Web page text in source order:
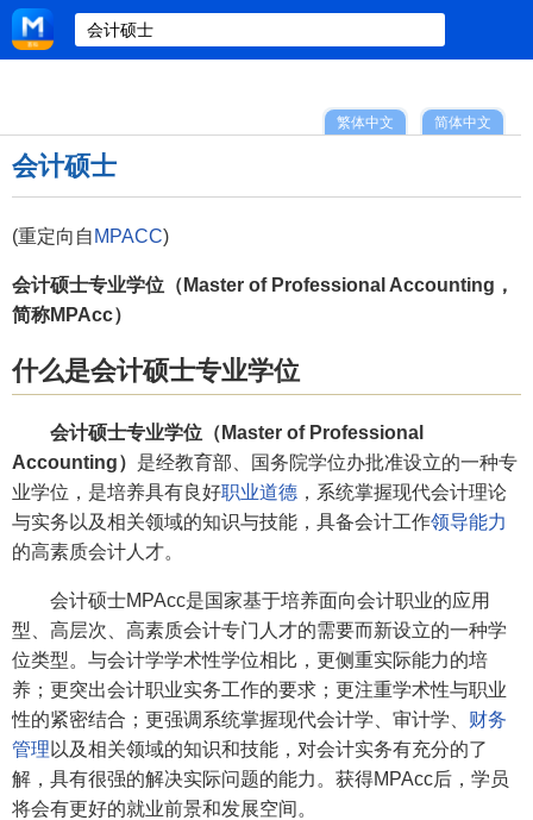
简体中文
繁体中文
会计硕士
(重定向自 MPACC)
会计硕士专业学位（Master of Professional Accounting，
简称MPAcc）
什么是会计硕士专业学位
会计硕士专业学位（Master of Professional
Accounting） 是经教育部、国务院学位办批准设立的一种专
业学位，是培养具有良好职业道德 ，系统掌握现代会计理论
与实务以及相关领域的知识与技能，具备会计工作领导能力
的高素质会计人才。
会计硕士MPAcc是国家基于培养面向会计职业的应用
型、高层次、高素质会计专门人才的需要而新设立的一种学
位类型。与会计学学术性学位相比，更侧重实际能力的培
养；更突出会计职业实务工作的要求；更注重学术性与职业
性的紧密结合；更强调系统掌握现代会计学、审计学、 财务
管理 以及相关领域的知识和技能，对会计实务有充分的了
解，具有很强的解决实际问题的能力。获得MPAcc后，学员
将会有更好的就业前景和发展空间。